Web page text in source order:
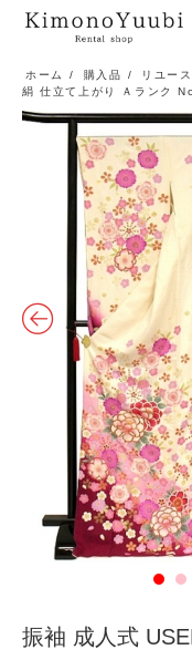
ホーム / 購入品 / リユー
絹 仕立て上がり Ａランク
振袖 成人式